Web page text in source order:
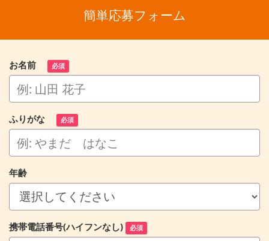
簡単応募フォーム
お名前 必須
ふりがな 必須
年齢
携帯電話番号(ハイフンなし) 必須